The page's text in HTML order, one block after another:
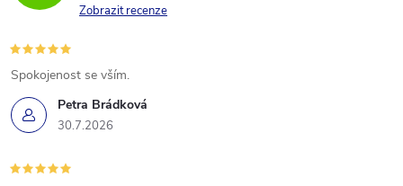
Zobrazit recenze
Petra Brádková
30.7.2026
Spokojenost se vším.